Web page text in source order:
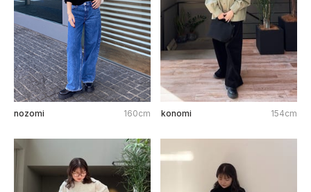
nozomi 160cm konomi 154cm